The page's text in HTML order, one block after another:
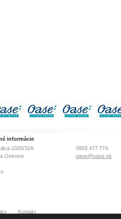
informácie
0903 477 774
oase@oase.sk
1020/32A
Ostrove
Kontakt